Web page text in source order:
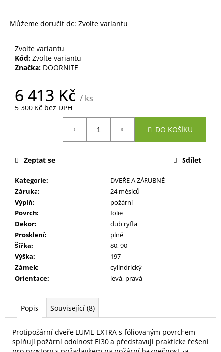
Můžeme doručit do: Zvolte variantu
Zvolte variantu
Kód: Zvolte variantu
Značka: DOORNITE
6 413 Kč / ks
5 300 Kč bez DPH
DO KOŠÍKU
Kategorie:
DVEŘE A ZÁRUBNĚ
Záruka:
24 měsíců
Výplň:
požární
Povrch:
fólie
Dekor:
dub ryfla
Prosklení:
plné
Šířka:
80, 90
Výška:
197
Zámek:
cylindrický
Orientace: levá, pravá
Zeptat se Sdílet
Popis Související (8)
Protipožární dveře LUME EXTRA s fóliovaným povrchem
splňují požární odolnost EI30 a představují praktické řešení
m
e